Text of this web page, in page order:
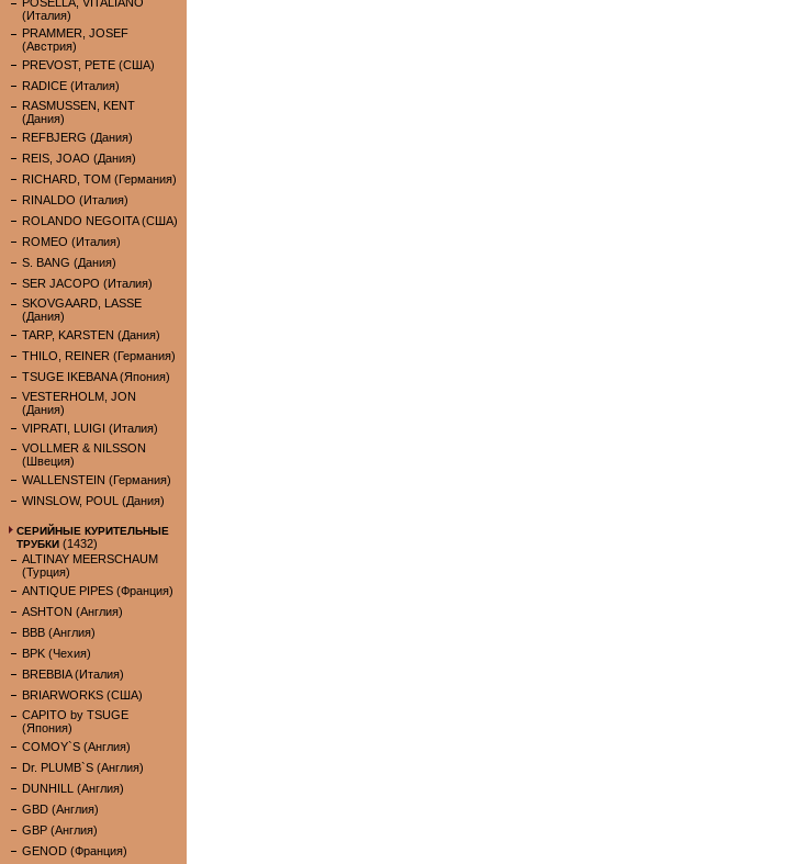
(Италия)
PRAMMER, JOSEF
(Австрия)
PREVOST, PETE (США)
RADICE (Италия)
RASMUSSEN, KENT
(Дания)
REFBJERG (Дания)
REIS, JOAO (Дания)
RICHARD, TOM (Германия)
RINALDO (Италия)
ROLANDO NEGOITA (США)
ROMEO (Италия)
S. BANG (Дания)
SER JACOPO (Италия)
SKOVGAARD, LASSE
(Дания)
TARP, KARSTEN (Дания)
THILO, REINER (Германия)
TSUGE IKEBANA (Япония)
VESTERHOLM, JON
(Дания)
VIPRATI, LUIGI (Италия)
VOLLMER & NILSSON
(Швеция)
WALLENSTEIN (Германия)
WINSLOW, POUL (Дания)
СЕРИЙНЫЕ КУРИТЕЛЬНЫЕ
ТРУБКИ (1432)
ALTINAY MEERSCHAUM
(Турция)
ANTIQUE PIPES (Франция)
ASHTON (Англия)
BBB (Англия)
BPK (Чехия)
BREBBIA (Италия)
BRIARWORKS (США)
CAPITO by TSUGE
(Япония)
COMOY`S (Англия)
Dr. PLUMB`S (Англия)
DUNHILL (Англия)
GBD (Англия)
GBP (Англия)
GENOD (Франция)